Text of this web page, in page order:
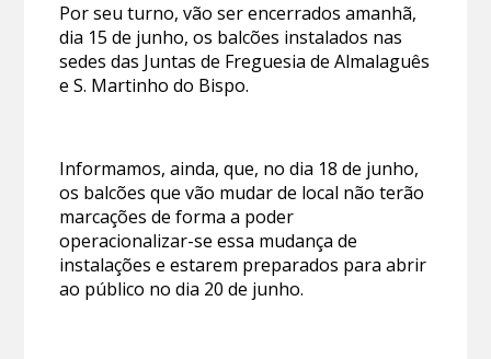
Por seu turno, vão ser encerrados amanhã,
dia 15 de junho, os balcões instalados nas
sedes das Juntas de Freguesia de Almalaguês
e S. Martinho do Bispo.
Informamos, ainda, que, no dia 18 de junho,
os balcões que vão mudar de local não terão
marcações de forma a poder
operacionalizar-se essa mudança de
instalações e estarem preparados para abrir
ao público no dia 20 de junho.